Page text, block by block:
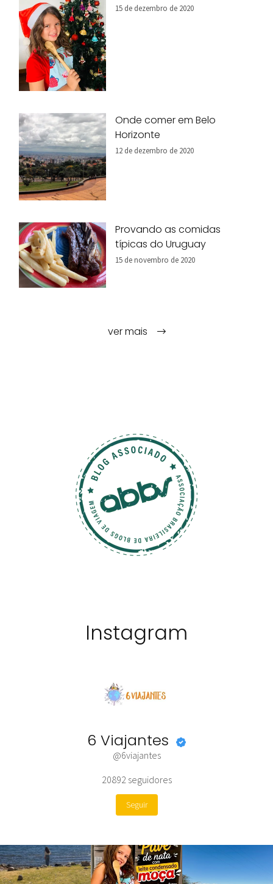
15 de dezembro de 2020
Onde comer em Belo
Horizonte
12 de dezembro de 2020
Provando as comidas
típicas do Uruguay
15 de novembro de 2020
ver mais
Instagram
6 Viajantes
@6viajantes
20892 seguidores
Seguir